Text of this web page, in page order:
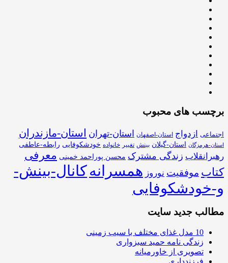
برچسب های محبوب
اجتماعی ازدواج استان-اصفهان استان-تهران استان-مازندران
استان-هرمزگان استان-گیلان بینش تغییر خانواده خودشکوفایی رابطه-عاطفی
رهبرانقلاب زندگی مشترک محسن پوراحمد خمینی معرفی
کتاب موفقیت نوروز همسرانهکانال-بینش-
و-خودشکوفایی
مطالب جدید سایت
10 مدل غذای مختلف با سیب زمینی
زندگی نامه حمید سبزواری
تصویری از خاورمیانه
فرزندداری